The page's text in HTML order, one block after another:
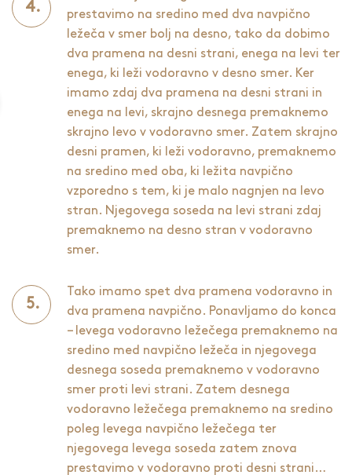
prestavimo na sredino med dva navpično
ležeča v smer bolj na desno, tako da dobimo
dva pramena na desni strani, enega na levi ter
enega, ki leži vodoravno v desno smer. Ker
imamo zdaj dva pramena na desni strani in
enega na levi, skrajno desnega premaknemo
skrajno levo v vodoravno smer. Zatem skrajno
desni pramen, ki leži vodoravno, premaknemo
na sredino med oba, ki ležita navpično
vzporedno s tem, ki je malo nagnjen na levo
stran. Njegovega soseda na levi strani zdaj
premaknemo na desno stran v vodoravno
smer.
Tako imamo spet dva pramena vodoravno in
dva pramena navpično. Ponavljamo do konca
– levega vodoravno ležečega premaknemo na
sredino med navpično ležeča in njegovega
desnega soseda premaknemo v vodoravno
smer proti levi strani. Zatem desnega
vodoravno ležečega premaknemo na sredino
poleg levega navpično ležečega ter
njegovega levega soseda zatem znova
prestavimo v vodoravno proti desni strani…